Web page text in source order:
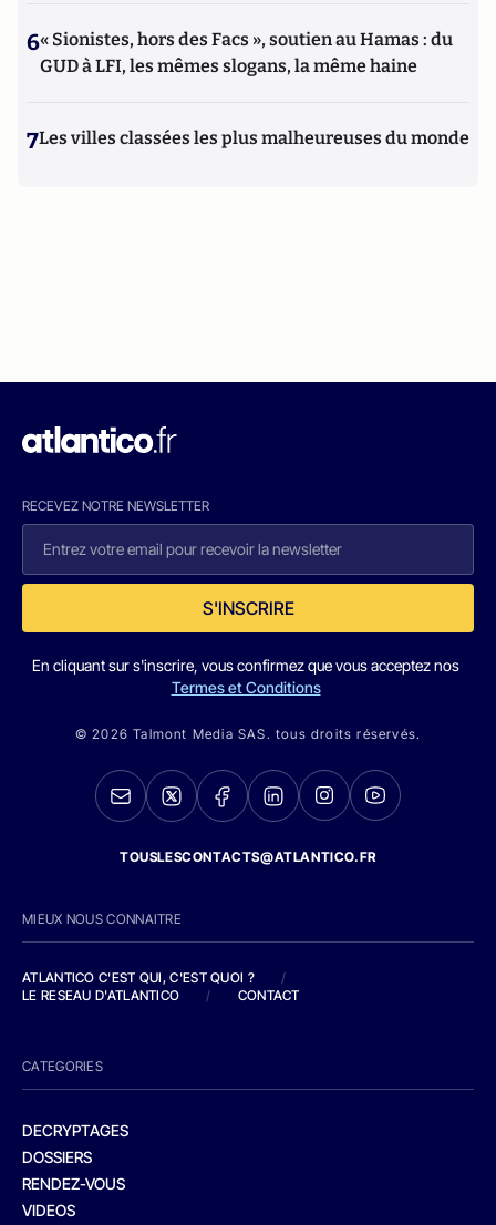
6« Sionistes, hors des Facs », soutien au Hamas : du
GUD à LFI, les mêmes slogans, la même haine
7Les villes classées les plus malheureuses du monde
RECEVEZ NOTRE NEWSLETTER
S'INSCRIRE
En cliquant sur s'inscrire, vous confirmez que vous acceptez nos
Termes et Conditions
© 2026 Talmont Media SAS. tous droits réservés.
TOUSLESCONTACTS@ATLANTICO.FR
MIEUX NOUS CONNAITRE
ATLANTICO C'EST QUI, C'EST QUOI ?
/
LE RESEAU D'ATLANTICO
/ CONTACT
CATEGORIES
DECRYPTAGES
DOSSIERS
RENDEZ-VOUS
VIDEOS